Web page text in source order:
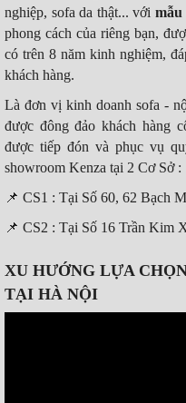
nghiệp, sofa da thật... với mẫu
phong cách của riêng bạn,
có trên 8 năm kinh nghiệm,
khách hàng.
Là đơn vị kinh doanh sofa -
được đông đảo khách hàng
được tiếp đón và phục vụ
showroom Kenza tại 2 Cơ Sở :
📌 CS1 : Tại Số 60, 62 Bạch
📌 CS2 : Tại Số 16 Trần Kim
XU HƯỚNG LỰA
TẠI HÀ NỘI